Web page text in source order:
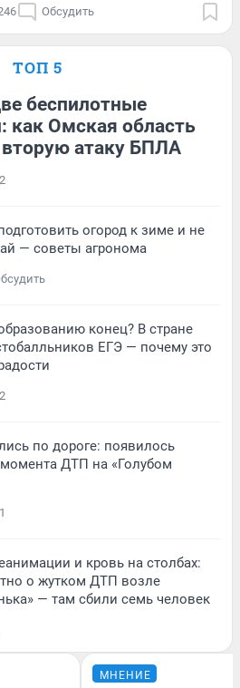
Обсудить
ТОП 5
беспилотные
как Омская область
атаку БПЛА
огород к зиме и не
— советы агронома
конец? В стране
ЕГЭ — почему это
по дороге: появилось
ДТП на «Голубом
и кровь на столбах:
о жутком ДТП возле
— там сбили семь человек
МНЕНИЕ